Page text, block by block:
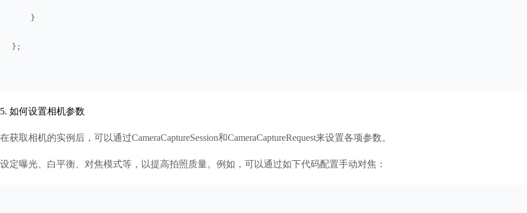
    }
};
5. 如何设置相机参数
在获取相机的实例后，可以通过CameraCaptureSession和CameraCaptureRequest来设置各项参数。
设定曝光、白平衡、对焦模式等，以提高拍照质量。例如，可以通过如下代码配置手动对焦：